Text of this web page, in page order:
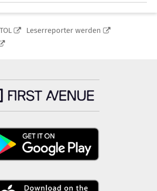
Leserreporter werden